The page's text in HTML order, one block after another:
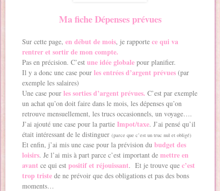
Ma fiche Dépenses prévues
Sur cette page,en début de mois, je rapportece qui va
rentrer et sortir de mon compte.
Pas en précision. C’estune idée globale pour planifier.
Il y a donc une case pourles entrées d’argent prévues (par
exemple les salaires)
Une case pourles sorties d’argent prévues. C’est par exemple
un achat qu’on doit faire dans le mois, les dépenses qu’on
retrouve mensuellement, les trucs occasionnels, un voyage….
J’ai ajouté une case pour la partieImpot/taxe. J’ai pensé qu’il
était intéressant de le distinguer(parce que c’est un truc nul et obligé)
Et enfin, j’ai mis une case pour la prévision dubudget des
loisirs. Je l’ai mis à part parce c’est important de mettre en
avant ce qui estpositif et réjouissant. Et je trouve que c’est
trop triste de ne prévoir que des obligations et pas des bons
moments…